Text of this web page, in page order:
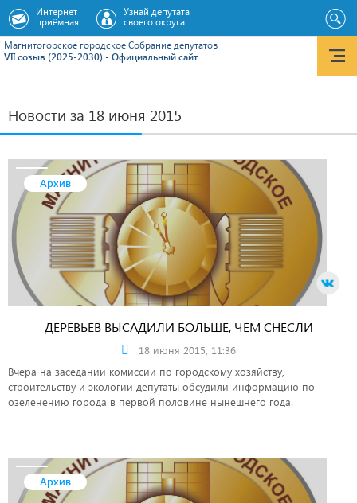
Магнитогорское городское Cобрание депутатов
VII созыв (2025-2030) - Официальный сайт
Интернет
приёмная
Узнай депутата
своего округа
Новости за 18 июня 2015
Архив
ДЕРЕВЬЕВ ВЫСАДИЛИ БОЛЬШЕ, ЧЕМ СНЕСЛИ
18 июня 2015, 11:36
Вчера на заседании комиссии по городскому хозяйству,
строительству и экологии депутаты обсудили информацию по
озеленению города в первой половине нынешнего года.
Архив